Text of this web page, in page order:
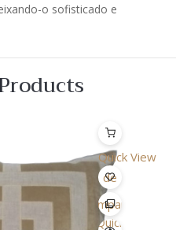
o sofisticado e
Quick View
Lista
de
Desejo
Comparar
Quick